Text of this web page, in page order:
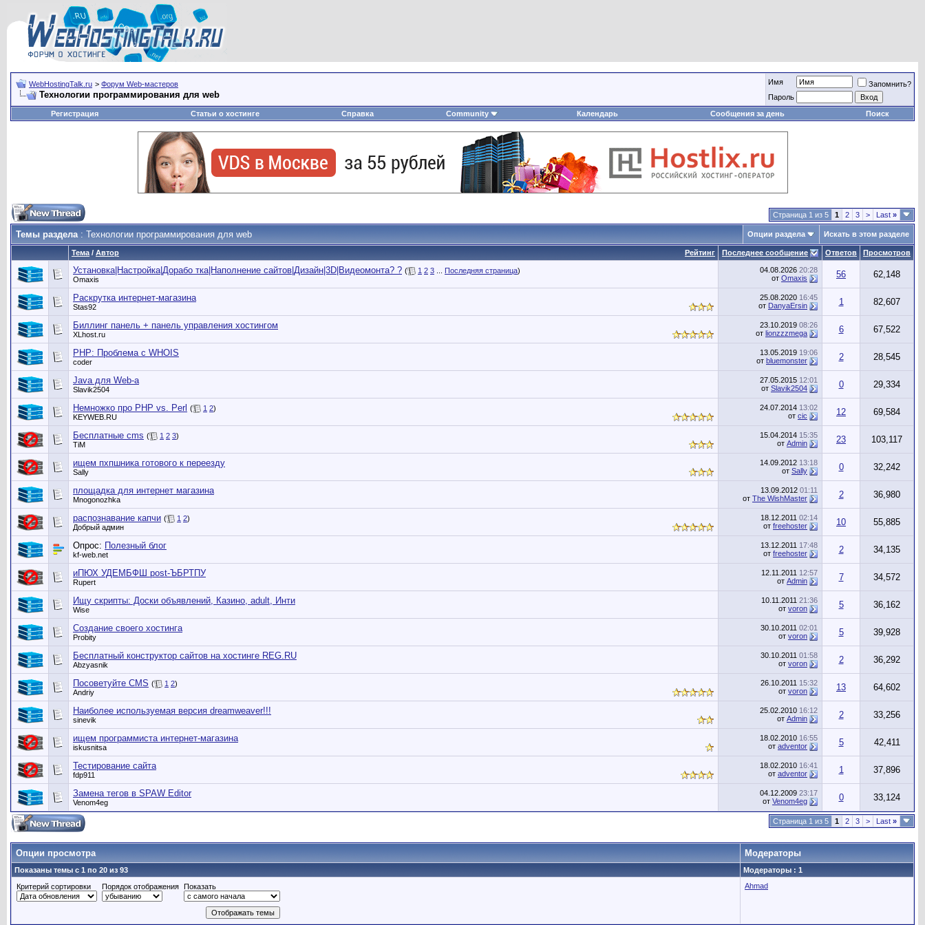
WebHostingTalk.ru > Форум Web-мастеров
Технологии программирования для web
Имя
Запомнить?
Пароль
Регистрация
Статьи о хостинге Справка Community Календарь Сообщения за день Поиск
Страница 1 из 5 1 2 3 > Last »
Темы раздела: Технологии программирования для web Опции раздела Искать в этом разделе
Рейтинг
Тема / Автор Последнее сообщение Ответов Просмотров
Установка|Настройка|Дорабо тка|Наполнение сайтов|Дизайн|3D|Видеомонта? ? ( 1 2 3 Последняя страница)
Omaxis
04.08.2026 20:28
от Omaxis 56 62,148
Раскрутка интернет-магазина
Stas92
25.08.2020 16:45
от DanyaErsin 1 82,607
Биллинг панель + панель управления хостингом
XLhost.ru
23.10.2019 08:26
от lionzzzmega 6 67,522
PHP: Проблема с WHOIS
coder
13.05.2019 19:06
от bluemonster 2 28,545
Java для Web-a
Slavik2504
27.05.2015 12:01
от Slavik2504 0 29,334
Немножко про PHP vs. Perl ( 1 2)
KEYWEB.RU
24.07.2014 13:02
от cic 12 69,584
Бесплатные cms ( 1 2 3)
TiM
15.04.2014 15:35
от Admin 23 103,117
ищем пхпшника готового к переезду
Sally
14.09.2012 13:18
от Sally 0 32,242
площадка для интернет магазина
Mnogonozhka
13.09.2012 01:11
от The WishMaster 2 36,980
распознавание капчи ( 1 2)
Добрый админ
18.12.2011 02:14
от freehoster 10 55,885
Опрос: Полезный блог
kf-web.net
13.12.2011 17:48
от freehoster 2 34,135
иПЮХ УДЕМБФШ post-ЪБРТПУ
Rupert
12.11.2011 12:57
от Admin 7 34,572
Ищу скрипты: Доски объявлений, Казино, adult, Инти
Wise
10.11.2011 21:36
от voron 5 36,162
Создание своего хостинга
Probity
30.10.2011 02:01
от voron 5 39,928
Бесплатный конструктор сайтов на хостинге REG.RU
Abzyasnik
30.10.2011 01:58
от voron 2 36,292
Посоветуйте CMS ( 1 2)
Andriy
26.10.2011 15:32
от voron 13 64,602
Наиболее используемая версия dreamweaver!!!
sinevik
25.02.2010 16:12
от Admin 2 33,256
ищем программиста интернет-магазина
iskusnitsa
18.02.2010 16:55
от adventor 5 42,411
Тестирование сайта
fdp911
18.02.2010 16:41
от adventor 1 37,896
Замена тегов в SPAW Editor
Venom4eg
04.12.2009 23:17
от Venom4eg 0 33,124
Страница 1 из 5 1 2 3 > Last »
Опции просмотра Модераторы
Показаны темы с 1 по 20 из 93
Модераторы : 1
Критерий сортировки
Порядок отображения Показать Ahmad